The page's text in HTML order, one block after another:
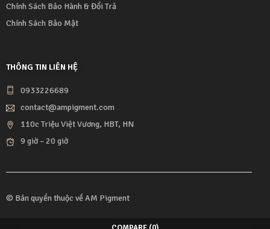
Chính Sách Bảo Hành & Đổi Trả
Chính Sách Bảo Mật
THÔNG TIN LIÊN HỆ
0933226689
contact@ampigment.com
110c Triệu Việt Vương, HBT, HN
9 giờ – 20 giờ
© Bản quyền thuộc vềAM Pigment